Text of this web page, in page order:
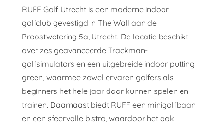
RUFF Golf Utrecht is een moderne indoor
golfclub gevestigd in The Wall aan de
Proostwetering 5a, Utrecht. De locatie beschikt
over zes geavanceerde Trackman-
golfsimulators en een uitgebreide indoor putting
green, waarmee zowel ervaren golfers als
beginners het hele jaar door kunnen spelen en
trainen. Daarnaast biedt RUFF een minigolfbaan
en een sfeervolle bistro, waardoor het ook